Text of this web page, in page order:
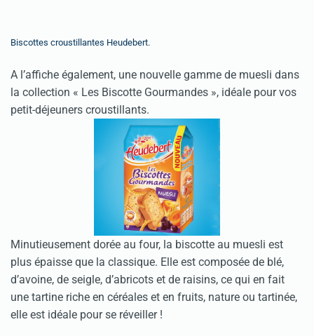
Biscottes croustillantes Heudebert.
A l’affiche également, une nouvelle gamme de muesli dans
la collection « Les Biscotte Gourmandes », idéale pour vos
petit-déjeuners croustillants.
Minutieusement dorée au four, la biscotte au muesli est
plus épaisse que la classique. Elle est composée de blé,
d’avoine, de seigle, d’abricots et de raisins, ce qui en fait
une tartine riche en céréales et en fruits, nature ou tartinée,
elle est idéale pour se réveiller !